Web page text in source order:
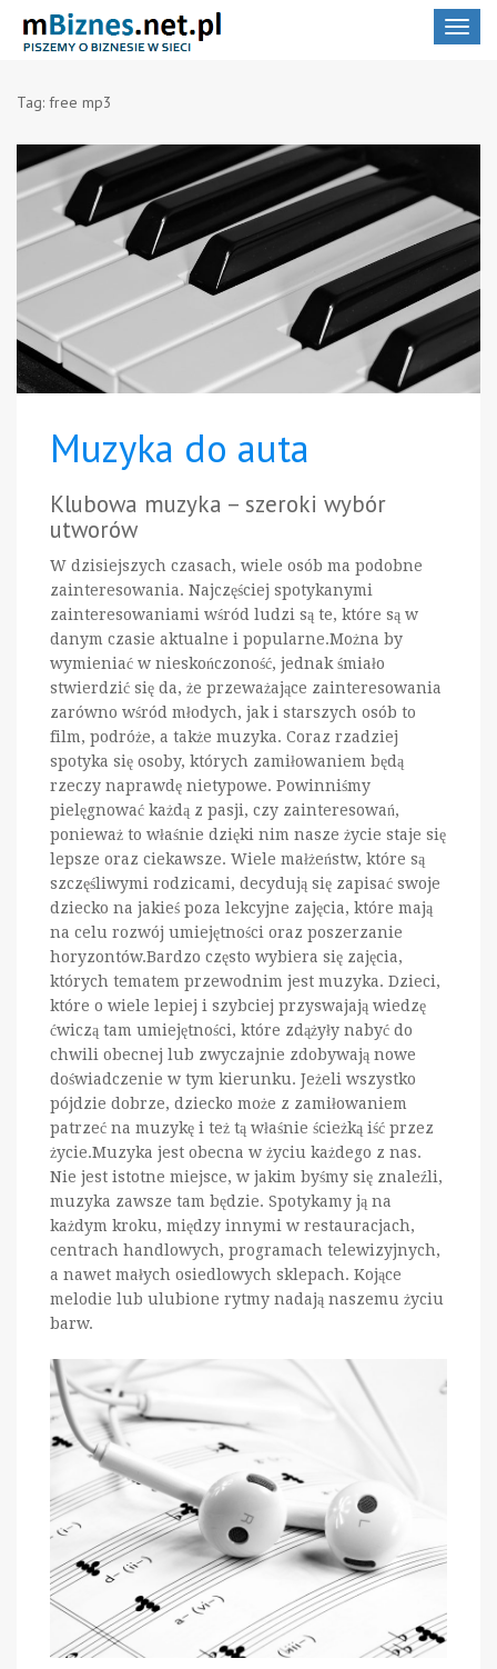
Toggle
Tag: free mp3
Muzyka do auta
Klubowa muzyka – szeroki wybór
utworów
W dzisiejszych czasach, wiele osób ma podobne
zainteresowania. Najczęściej spotykanymi
zainteresowaniami wśród ludzi są te, które są w
danym czasie aktualne i popularne.Można by
wymieniać w nieskończoność, jednak śmiało
stwierdzić się da, że przeważające zainteresowania
zarówno wśród młodych, jak i starszych osób to
film, podróże, a także muzyka. Coraz rzadziej
spotyka się osoby, których zamiłowaniem będą
rzeczy naprawdę nietypowe. Powinniśmy
pielęgnować każdą z pasji, czy zainteresowań,
ponieważ to właśnie dzięki nim nasze życie staje się
lepsze oraz ciekawsze. Wiele małżeństw, które są
szczęśliwymi rodzicami, decydują się zapisać swoje
dziecko na jakieś poza lekcyjne zajęcia, które mają
na celu rozwój umiejętności oraz poszerzanie
horyzontów.Bardzo często wybiera się zajęcia,
których tematem przewodnim jest muzyka. Dzieci,
które o wiele lepiej i szybciej przyswajają wiedzę
ćwiczą tam umiejętności, które zdążyły nabyć do
chwili obecnej lub zwyczajnie zdobywają nowe
doświadczenie w tym kierunku. Jeżeli wszystko
pójdzie dobrze, dziecko może z zamiłowaniem
patrzeć na muzykę i też tą właśnie ścieżką iść przez
życie.Muzyka jest obecna w życiu każdego z nas.
Nie jest istotne miejsce, w jakim byśmy się znaleźli,
muzyka zawsze tam będzie. Spotykamy ją na
każdym kroku, między innymi w restauracjach,
centrach handlowych, programach telewizyjnych,
a nawet małych osiedlowych sklepach. Kojące
melodie lub ulubione rytmy nadają naszemu życiu
barw.